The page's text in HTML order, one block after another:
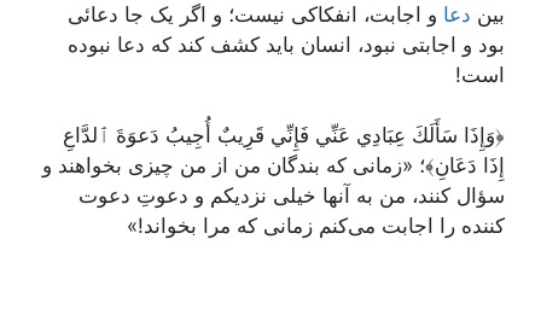
بین دعا و اجابت، انفکاکی نیست؛ و اگر یک جا دعائی
بود و اجابتی نبود، انسان باید کشف کند که دعا نبوده
است!
﴿وَإِذَا سَأَلَكَ عِبَادِي عَنِّي فَإِنِّي قَرِيبٌ أُجِيبُ دَعوَةَ ٱلدَّاعِ
إِذَا دَعَانِ﴾؛ «زمانی که بندگان من از من چیزی بخواهند و
سؤال کنند، من به آنها خیلی نزدیکم و دعوتِ دعوت
کننده را اجابت می‌کنم زمانی که مرا بخواند!»